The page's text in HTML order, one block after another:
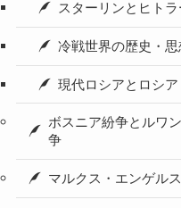
スターリンとヒト
冷戦世界の歴史・
現代ロシアとロシ
ボスニア紛争とルワ
争
マルクス・エンゲル